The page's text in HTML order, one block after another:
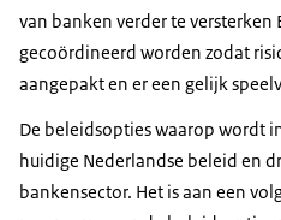
van banken verder te versterken
gecoördineerd worden zodat
aangepakt en er een gelijk
De beleidsopties waarop wordt
huidige Nederlandse beleid en
bankensector. Het is aan een